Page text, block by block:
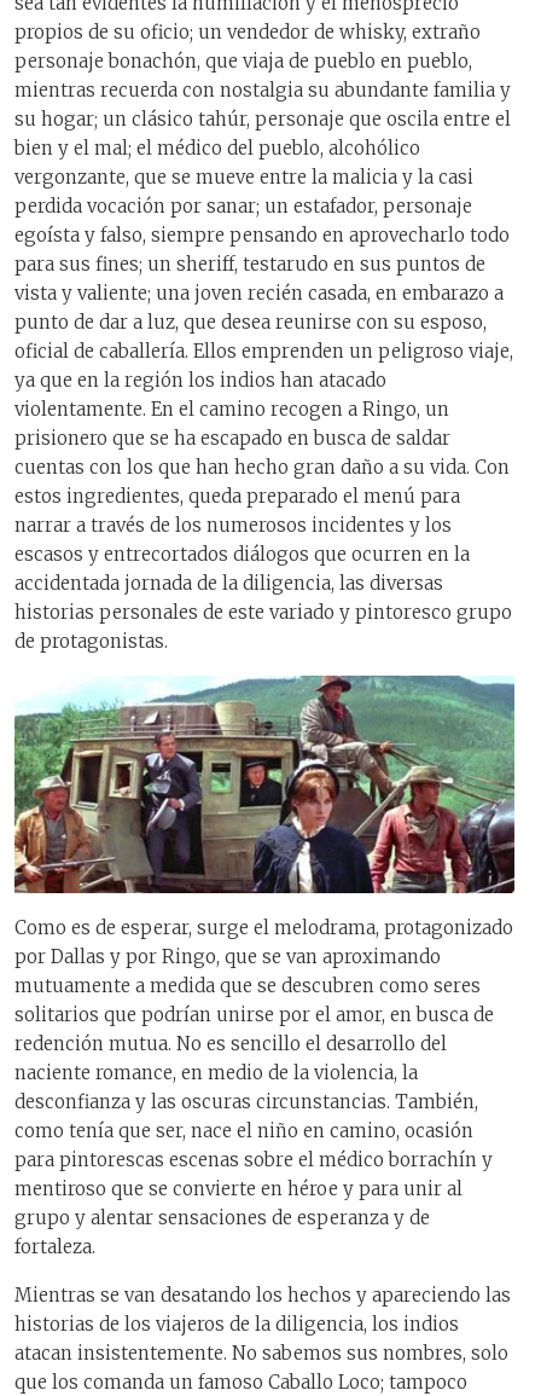
propios de su oficio; un vendedor de whisky, extraño
personaje bonachón, que viaja de pueblo en pueblo,
mientras recuerda con nostalgia su abundante familia y
su hogar; un clásico tahúr, personaje que oscila entre el
bien y el mal; el médico del pueblo, alcohólico
vergonzante, que se mueve entre la malicia y la casi
perdida vocación por sanar; un estafador, personaje
egoísta y falso, siempre pensando en aprovecharlo todo
para sus fines; un sheriff, testarudo en sus puntos de
vista y valiente; una joven recién casada, en embarazo a
punto de dar a luz, que desea reunirse con su esposo,
oficial de caballería. Ellos emprenden un peligroso viaje,
ya que en la región los indios han atacado
violentamente. En el camino recogen a Ringo, un
prisionero que se ha escapado en busca de saldar
cuentas con los que han hecho gran daño a su vida. Con
estos ingredientes, queda preparado el menú para
narrar a través de los numerosos incidentes y los
escasos y entrecortados diálogos que ocurren en la
accidentada jornada de la diligencia, las diversas
historias personales de este variado y pintoresco grupo
de protagonistas.
Como es de esperar, surge el melodrama, protagonizado
por Dallas y por Ringo, que se van aproximando
mutuamente a medida que se descubren como seres
solitarios que podrían unirse por el amor, en busca de
redención mutua. No es sencillo el desarrollo del
naciente romance, en medio de la violencia, la
desconfianza y las oscuras circunstancias. También,
como tenía que ser, nace el niño en camino, ocasión
para pintorescas escenas sobre el médico borrachín y
mentiroso que se convierte en héroe y para unir al
grupo y alentar sensaciones de esperanza y de
fortaleza.
Mientras se van desatando los hechos y apareciendo las
historias de los viajeros de la diligencia, los indios
atacan insistentemente. No sabemos sus nombres, solo
que los comanda un famoso Caballo Loco; tampoco